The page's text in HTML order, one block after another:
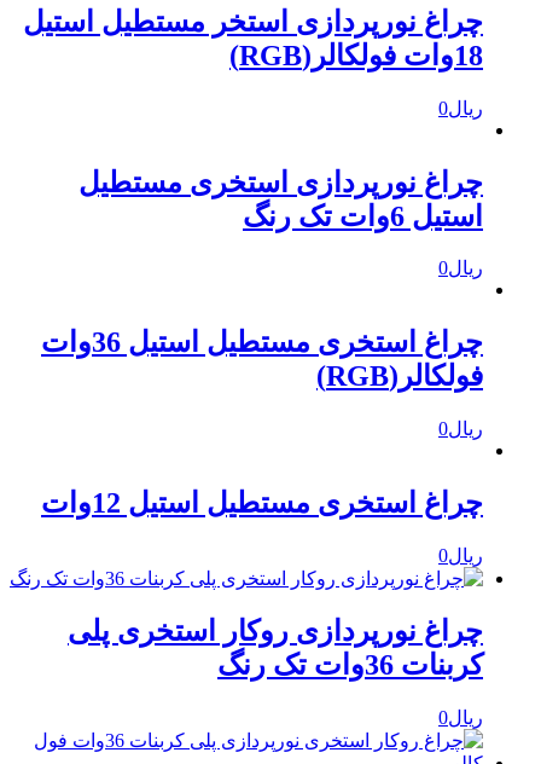
چراغ نورپردازی استخر مستطیل استیل
18وات فولکالر(RGB)
ریال0
چراغ نورپردازی استخری مستطیل
استیل 6وات تک رنگ
ریال0
چراغ استخری مستطیل استیل 36وات
فولکالر(RGB)
ریال0
چراغ استخری مستطیل استیل 12وات
ریال0
چراغ نورپردازی روکار استخری پلی
کربنات 36وات تک رنگ
ریال0